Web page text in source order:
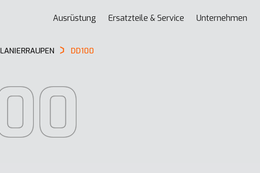
Ausrüstung Ersatzteile & Service Unternehmen
DD100